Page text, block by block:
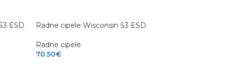
ESD Radne cipele Wisconsin S3 ESD
Radne cipele
70.50€